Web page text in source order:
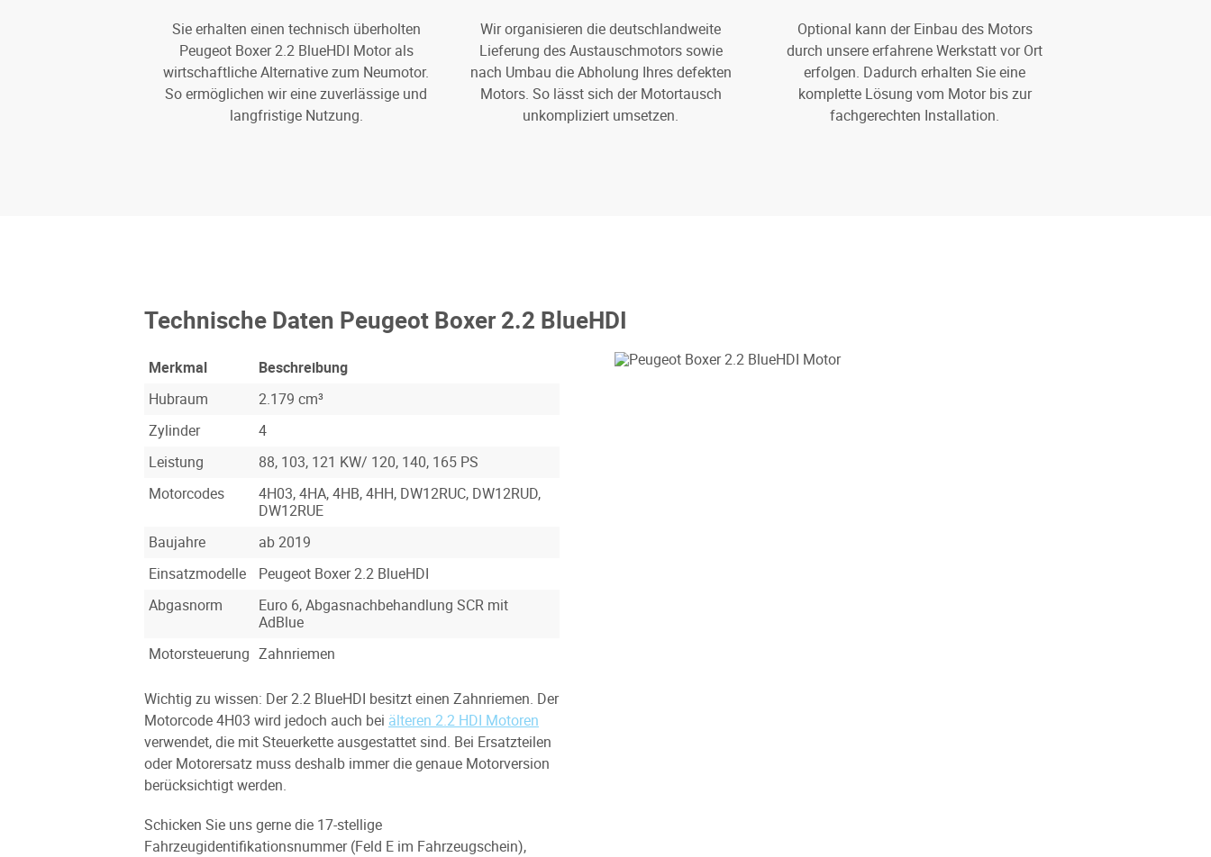
Sie erhalten einen technisch überholten
Peugeot Boxer 2.2 BlueHDI Motor als
wirtschaftliche Alternative zum Neumotor.
So ermöglichen wir eine zuverlässige und
langfristige Nutzung.
Wir organisieren die deutschlandweite
Lieferung des Austauschmotors sowie
nach Umbau die Abholung Ihres defekten
Motors. So lässt sich der Motortausch
unkompliziert umsetzen.
Optional kann der Einbau des Motors
durch unsere erfahrene Werkstatt vor Ort
erfolgen. Dadurch erhalten Sie eine
komplette Lösung vom Motor bis zur
fachgerechten Installation.
Technische Daten Peugeot Boxer 2.2 BlueHDI
Merkmal
Beschreibung
Hubraum
2.179 cm³
Zylinder
4
Leistung
88, 103, 121 KW/ 120, 140, 165 PS
Motorcodes
4H03, 4HA, 4HB, 4HH, DW12RUC, DW12RUD,
DW12RUE
Baujahre
ab 2019
Einsatzmodelle
Peugeot Boxer 2.2 BlueHDI
Abgasnorm
Euro 6, Abgasnachbehandlung SCR mit
AdBlue
Motorsteuerung Zahnriemen
Wichtig zu wissen: Der 2.2 BlueHDI besitzt einen Zahnriemen. Der
Motorcode 4H03 wird jedoch auch bei älteren 2.2 HDI Motoren
verwendet, die mit Steuerkette ausgestattet sind. Bei Ersatzteilen
oder Motorersatz muss deshalb immer die genaue Motorversion
berücksichtigt werden.
Schicken Sie uns gerne die 17-stellige
Fahrzeugidentifikationsnummer (Feld E im Fahrzeugschein),